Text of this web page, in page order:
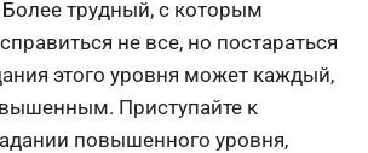
трудный, с которым
не все, но постараться
этого уровня может каждый,
Приступайте к
повышенного уровня,